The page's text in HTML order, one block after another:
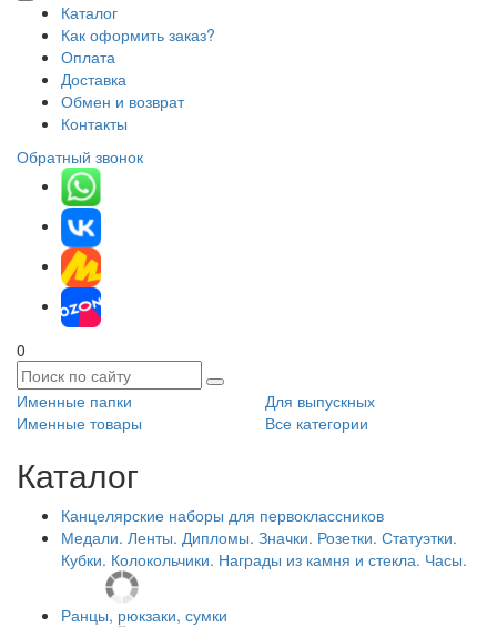
Каталог
Как оформить заказ?
Оплата
Доставка
Обмен и возврат
Контакты
Обратный звонок
0
Именные папки
Для выпускных
Именные товары
Все категории
Каталог
Канцелярские наборы для первоклассников
Медали. Ленты. Дипломы. Значки. Розетки. Статуэтки.
Кубки. Колокольчики. Награды из камня и стекла. Часы.
Ранцы, рюкзаки, сумки